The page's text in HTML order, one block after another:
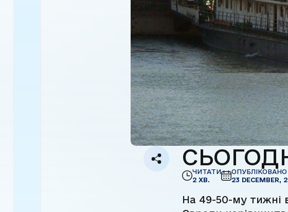
ЧИТАТИ
2 ХВ.
ОПУБЛІКОВАНО
23 DECEMBER,
На 49-50-му тижні